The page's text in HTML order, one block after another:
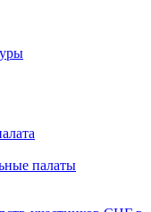
палаты